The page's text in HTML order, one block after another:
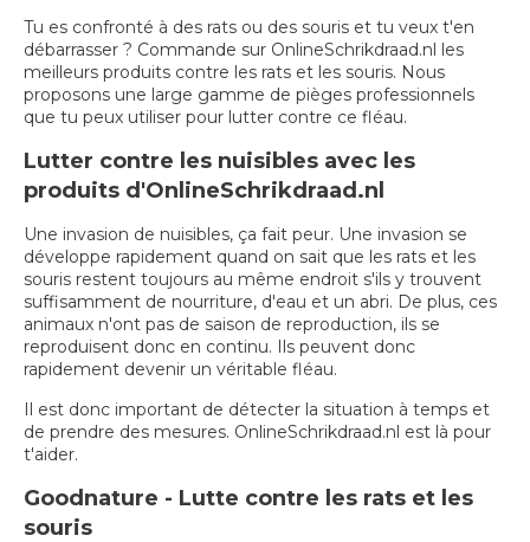
Tu es confronté à des rats ou des souris et tu veux t'en
débarrasser ? Commande sur OnlineSchrikdraad.nl les
meilleurs produits contre les rats et les souris. Nous
proposons une large gamme de pièges professionnels
que tu peux utiliser pour lutter contre ce fléau.
Lutter contre les nuisibles avec les
produits d'OnlineSchrikdraad.nl
Une invasion de nuisibles, ça fait peur. Une invasion se
développe rapidement quand on sait que les rats et les
souris restent toujours au même endroit s'ils y trouvent
suffisamment de nourriture, d'eau et un abri. De plus, ces
animaux n'ont pas de saison de reproduction, ils se
reproduisent donc en continu. Ils peuvent donc
rapidement devenir un véritable fléau.
Il est donc important de détecter la situation à temps et
de prendre des mesures. OnlineSchrikdraad.nl est là pour
t'aider.
Goodnature - Lutte contre les rats et les
souris